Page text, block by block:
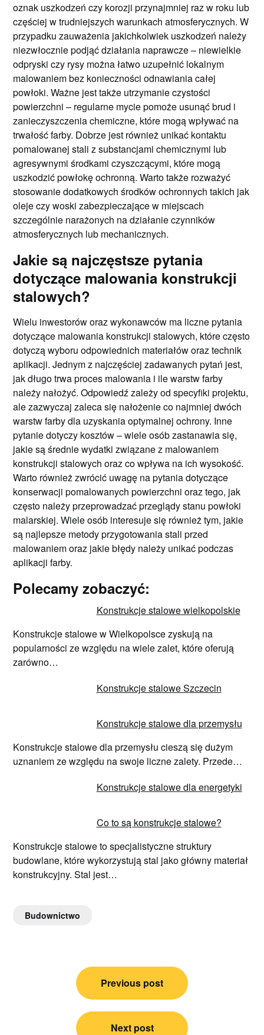
oznak uszkodzeń czy korozji przynajmniej raz w roku lub
częściej w trudniejszych warunkach atmosferycznych. W
przypadku zauważenia jakichkolwiek uszkodzeń należy
niezwłocznie podjąć działania naprawcze – niewielkie
odpryski czy rysy można łatwo uzupełnić lokalnym
malowaniem bez konieczności odnawiania całej
powłoki. Ważne jest także utrzymanie czystości
powierzchni – regularne mycie pomoże usunąć brud i
zanieczyszczenia chemiczne, które mogą wpływać na
trwałość farby. Dobrze jest również unikać kontaktu
pomalowanej stali z substancjami chemicznymi lub
agresywnymi środkami czyszczącymi, które mogą
uszkodzić powłokę ochronną. Warto także rozważyć
stosowanie dodatkowych środków ochronnych takich jak
oleje czy woski zabezpieczające w miejscach
szczególnie narażonych na działanie czynników
atmosferycznych lub mechanicznych.
Jakie są najczęstsze pytania
dotyczące malowania konstrukcji
stalowych?
Wielu inwestorów oraz wykonawców ma liczne pytania
dotyczące malowania konstrukcji stalowych, które często
dotyczą wyboru odpowiednich materiałów oraz technik
aplikacji. Jednym z najczęściej zadawanych pytań jest,
jak długo trwa proces malowania i ile warstw farby
należy nałożyć. Odpowiedź zależy od specyfiki projektu,
ale zazwyczaj zaleca się nałożenie co najmniej dwóch
warstw farby dla uzyskania optymalnej ochrony. Inne
pytanie dotyczy kosztów – wiele osób zastanawia się,
jakie są średnie wydatki związane z malowaniem
konstrukcji stalowych oraz co wpływa na ich wysokość.
Warto również zwrócić uwagę na pytania dotyczące
konserwacji pomalowanych powierzchni oraz tego, jak
często należy przeprowadzać przeglądy stanu powłoki
malarskiej. Wiele osób interesuje się również tym, jakie
są najlepsze metody przygotowania stali przed
malowaniem oraz jakie błędy należy unikać podczas
aplikacji farby.
Polecamy zobaczyć:
Konstrukcje stalowe wielkopolskie
Konstrukcje stalowe w Wielkopolsce zyskują na
popularności ze względu na wiele zalet, które oferują
zarówno…
Konstrukcje stalowe Szczecin
Konstrukcje stalowe dla przemysłu
Konstrukcje stalowe dla przemysłu cieszą się dużym
uznaniem ze względu na swoje liczne zalety. Przede…
Konstrukcje stalowe dla energetyki
Co to są konstrukcje stalowe?
Konstrukcje stalowe to specjalistyczne struktury
budowlane, które wykorzystują stal jako główny materiał
konstrukcyjny. Stal jest…
Budownictwo
Nawigacja
Previous post
Next post